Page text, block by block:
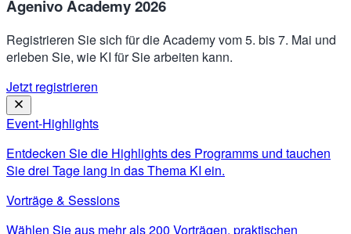
Agenivo Academy 2026
Registrieren Sie sich für die Academy vom 5. bis 7. Mai und
erleben Sie, wie KI für Sie arbeiten kann.
Jetzt registrieren
Event-Highlights
Entdecken Sie die Highlights des Programms und tauchen
Sie drei Tage lang in das Thema KI ein.
Vorträge & Sessions
Wählen Sie aus mehr als 200 Vorträgen, praktischen